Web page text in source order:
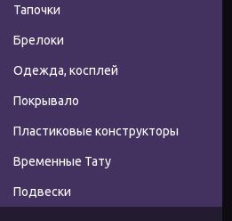
Тапочки
Брелоки
Одежда, косплей
Покрывало
Пластиковые конструкторы
Временные Тату
Подвески